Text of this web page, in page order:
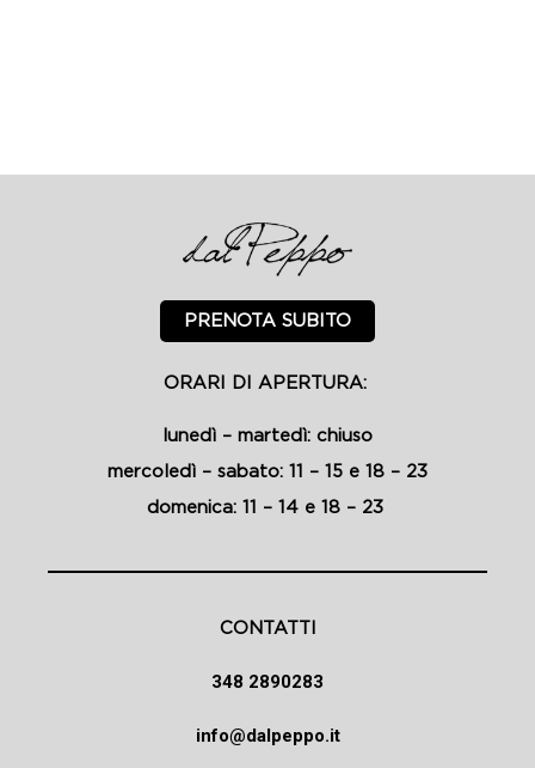
PRENOTA SUBITO
ORARI DI APERTURA:
lunedì – martedì: chiuso
mercoledì – sabato: 11 – 15 e 18 – 23
domenica: 11 – 14 e 18 – 23
CONTATTI
348 2890283
info@dalpeppo.it